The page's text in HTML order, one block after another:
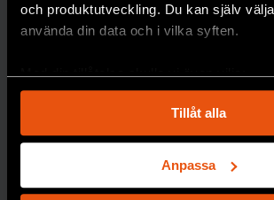
och produktutveckling. Du kan själv
använda din data och i vilka syften.
Med din tillåtelse skulle vi även vilja:
som kan ha en noggrannhet på upp
Identifiera din enhet genom att
för specifika kännetecken
Ta reda på mer om hur dina personliga
Tillåt alla
Anpassa
Svenskt
internation
fysikolympi
Leshi Zhang tarhem
3
haft
Ibland